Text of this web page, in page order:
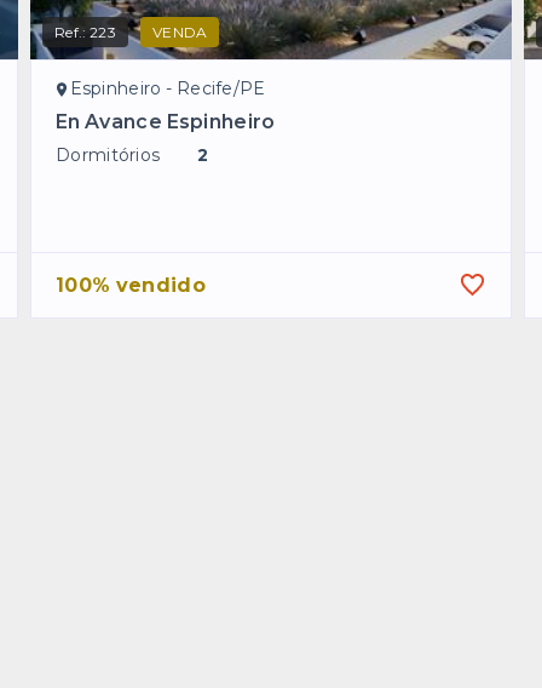
Ref.:223 VENDA
Espinheiro - Recife/PE
En Avance Espinheiro
Dormitórios 2
100% vendido